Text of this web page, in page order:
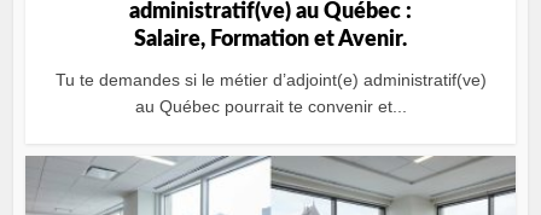
administratif(ve) au Québec :
Salaire, Formation et Avenir.
Tu te demandes si le métier d’adjoint(e) administratif(ve)
au Québec pourrait te convenir et...